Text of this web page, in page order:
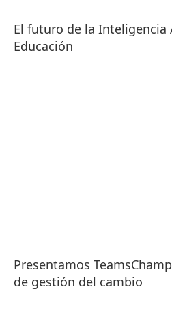
El futuro de la Inteligencia
Educación
Presentamos
de gestión del cambio